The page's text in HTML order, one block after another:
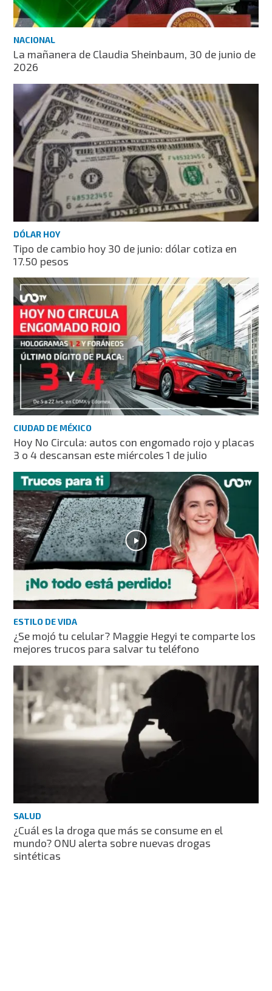
NACIONAL
La mañanera de Claudia Sheinbaum, 30 de junio de
2026
DÓLAR HOY
Tipo de cambio hoy 30 de junio: dólar cotiza en
17.50 pesos
CIUDAD DE MÉXICO
Hoy No Circula: autos con engomado rojo y placas
3 o 4 descansan este miércoles 1 de julio
ESTILO DE VIDA
¿Se mojó tu celular? Maggie Hegyi te comparte los
mejores trucos para salvar tu teléfono
SALUD
¿Cuál es la droga que más se consume en el
mundo? ONU alerta sobre nuevas drogas
sintéticas